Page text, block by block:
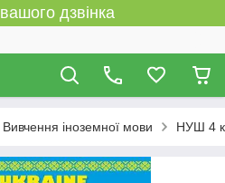
дзвінка
Вивчення іноземної мови НУШ 4